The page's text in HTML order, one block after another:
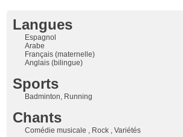
Langues
Espagnol
Arabe
Français (maternelle)
Anglais (bilingue)
Sports
Badminton, Running
Chants
Comédie musicale , Rock , Variétés